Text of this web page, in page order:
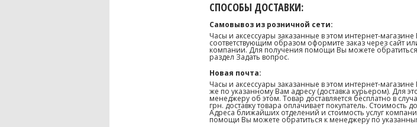
СПОСОБЫ ДОСТАВКИ:
Самовывоз из розничной сети:
Часы и аксессуары заказанные в этом интернет-
соответствующим образом оформите заказ через сайт
компании. Для получения помощи Вы можете
раздел Задать вопрос.
Новая почта:
Часы и аксессуары заказанные в этом интернет-
же по указанному Вам адресу (доставка курьером). Для
менеджеру об этом. Товар доставляется бесплатно в
грн. доставку товара оплачивает покупатель. Стоимость
Адреса ближайших отделений и стоимость услуг
помощи Вы можете обратиться к менеджеру по